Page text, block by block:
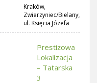
Kraków,
Zwierzyniec/Bielany,
ul. Księcia Józefa
Prestiżowa
Lokalizacja
– Tatarska
3